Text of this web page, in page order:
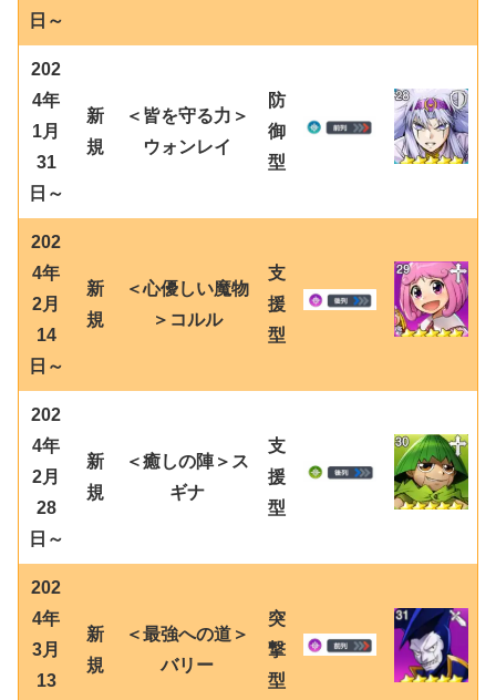
日～
202
4年
1月
31
日～
新
規
＜皆を守る力＞
ウォンレイ
防
御
型
202
4年
2月
14
日～
新
規
＜心優しい魔物
＞コルル
支
援
型
202
4年
2月
28
日～
新
規
＜癒しの陣＞ス
ギナ
支
援
型
202
4年
3月
13
新
規
＜最強への道＞
バリー
突
撃
型